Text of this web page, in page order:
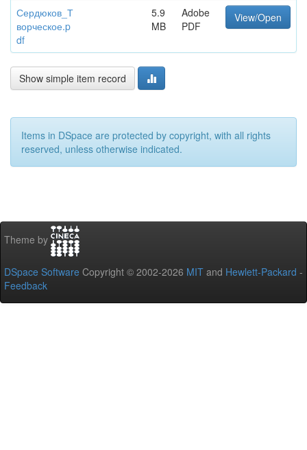
Сердюков_Т
ворческое.p
df
5.9
MB
Adobe
PDF
View/Open
Show simple item record
Items in DSpace are protected by copyright, with all rights
reserved, unless otherwise indicated.
Theme by
DSpace Software Copyright © 2002-2026 MIT and Hewlett-Packard -
Feedback